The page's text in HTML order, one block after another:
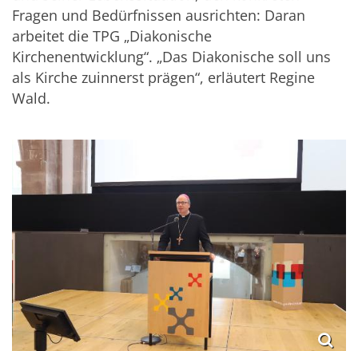
Fragen und Bedürfnissen ausrichten: Daran
arbeitet die TPG „Diakonische
Kirchenentwicklung“. „Das Diakonische soll uns
als Kirche zuinnerst prägen“, erläutert Regine
Wald.